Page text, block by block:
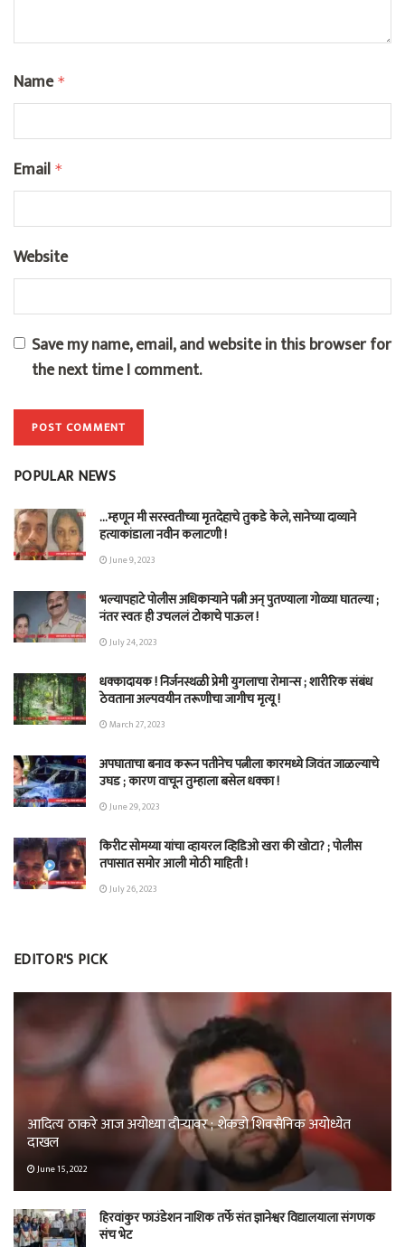
Name *
Email *
Website
Save my name, email, and website in this browser for
the next time I comment.
POPULAR NEWS
…म्हणून मी सरस्वतीच्या मृतदेहाचे तुकडे केले, सानेच्या दाव्याने
हत्याकांडाला नवीन कलाटणी !
June 9, 2023
भल्यापहाटे पोलीस अधिकाऱ्याने पत्नी अन् पुतण्याला गोळ्या घातल्या ;
नंतर स्वतः ही उचललं टोकाचे पाऊल !
July 24, 2023
धक्कादायक ! निर्जनस्थळी प्रेमी युगलाचा रोमान्स ; शारीरिक संबंध
ठेवताना अल्पवयीन तरूणीचा जागीच मृत्यू !
March 27, 2023
अपघाताचा बनाव करून पतीनेच‎ पत्नीला कारमध्ये जिवंत जाळल्याचे
उघड ; कारण वाचून तुम्हाला बसेल धक्का !
June 29, 2023
किरीट सोमय्या यांचा व्हायरल व्हिडिओ खरा की खोटा? ; पोलीस
तपासात समोर आली मोठी माहिती !
July 26, 2023
EDITOR'S PICK
आदित्य ठाकरे आज अयोध्या दौऱ्यावर ; शेकडो शिवसैनिक अयोध्येत
दाखल
June 15, 2022
हिरवांकुर फाउंडेशन नाशिक तर्फे संत ज्ञानेश्वर विद्यालयाला संगणक
संच भेट